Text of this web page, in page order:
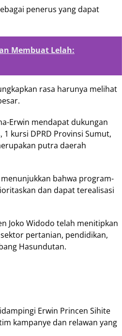
penerus yang dapat
Membuat Lelah:
rasa harunya melihat
Erwin mendapat dukungan
kursi DPRD Provinsi Sumut,
putra daerah
bahwa program-
dan dapat terealisasi
Joko Widodo telah menitipkan
pertanian, pendidikan,
Hasundutan.
Erwin Princen Sihite
kampanye dan relawan yang